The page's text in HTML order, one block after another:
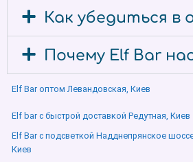
Как убедиться в
Почему Elf Bar
Elf Bar оптом Левандовская, Киев
Elf bar с быстрой доставкой Редутная, Киев
Elf Bar с подсветкой Надднепрянское
Киев